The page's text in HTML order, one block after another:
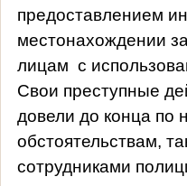
предоставлением
местонахождении
лицам с
Свои преступные
довели до конца по
обстоятельствам,
сотрудниками